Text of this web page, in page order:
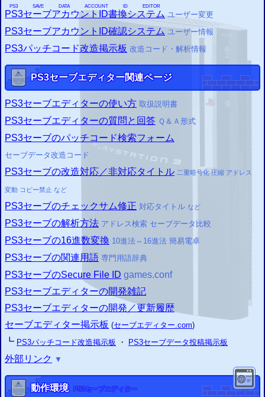
2015/06/06
PS3セーブアカウントID書換システムを開発ユーザー変更可
2015/05/23
PS3セーブアカウントID書換システム
PS3 SAVE DATA ACCOUNT ID EDITOR
ユーザー変更
PS3セーブアカウントID確認システム ユーザー情報
PS3パッチコード改造掲示板 改造コード・解析情報
PS3セーブエディター関連ページ
PS3セーブエディターの使い方 取扱説明書
PS3セーブエディターの質問と回答 Ｑ＆Ａ形式
PS3セーブのパッチコード検索フォーム
セーブデータ改造コード
PS3セーブの改造対応／非対応タイトル 二重暗号化 圧縮 アドレス
変動 コピー禁止 など
PS3セーブのチェックサム修正 対応タイトル など
PS3セーブの解析方法 アドレス検索 セーブデータ比較
PS3セーブの16進数変換 10進法⇔16進法 簡易電卓
PS3セーブの関連用語 専門用語辞典
PS3セーブのSecure File ID games.conf
PS3セーブエディターの開発雑記
PS3セーブエディターの開発／更新履歴
セーブエディター掲示板 (セーブエディター.com)
┗ PS3パッチコード改造掲示板 ・ PS3セーブデータ投稿掲示板
外部リンク ▼
動作環境 PS3セーブエディター